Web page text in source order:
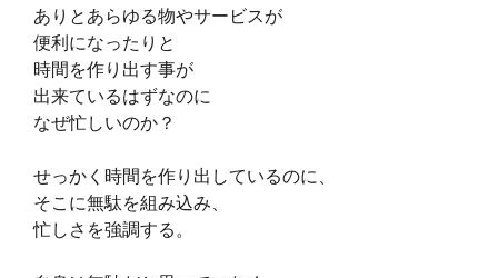
ありとあらゆる物やサービスが
便利になったりと
時間を作り出す事が
出来ているはずなのに
なぜ忙しいのか？
せっかく時間を作り出しているのに、
そこに無駄を組み込み、
忙しさを強調する。